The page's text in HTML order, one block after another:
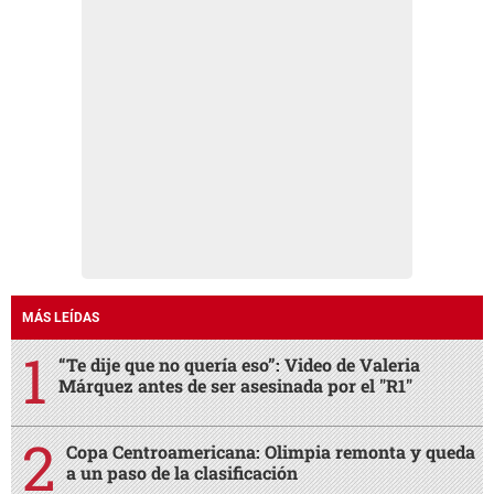
MÁS LEÍDAS
“Te dije que no quería eso”: Video de Valeria
Márquez antes de ser asesinada por el "R1"
Copa Centroamericana: Olimpia remonta y queda
a un paso de la clasificación